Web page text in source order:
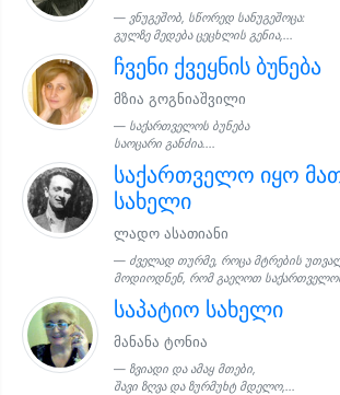
ვნუგეშობ, სწორედ სანუგეშოცა:
გულზე მედება ცეცხლის გენია,...
ჩვენი ქვეყნის ბუნება
მზია გოგნიაშვილი
საქართველოს ბუნება
საოცარი განძია....
საქართველო იყო
სახელი
ლადო ასათიანი
ძველად თურმე, როცა მტრების
მოდიოდნენ, რომ გაეღოთ
საპატიო სახელი
მანანა ტონია
ზვიადი და ამაყ მთები,
შავი ზღვა და ზურმუხტ მდელო,...